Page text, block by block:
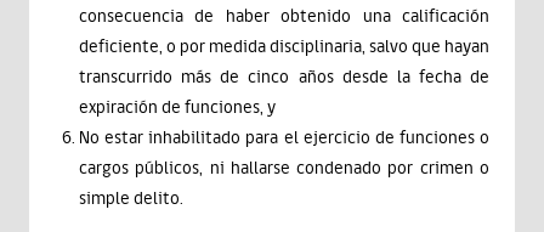
consecuencia de haber obtenido una calificación
deficiente, o por medida disciplinaria, salvo que hayan
transcurrido más de cinco años desde la fecha de
expiración de funciones, y
No estar inhabilitado para el ejercicio de funciones o
cargos públicos, ni hallarse condenado por crimen o
simple delito.